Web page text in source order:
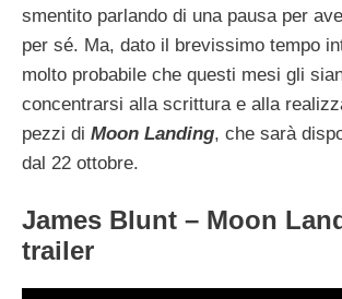
smentito parlando di una pausa per
per sé. Ma, dato il brevissimo tempo
molto probabile che questi mesi gli
concentrarsi alla scrittura e alla
pezzi di Moon Landing, che sarà
dal 22 ottobre.
James Blunt – Moon
trailer